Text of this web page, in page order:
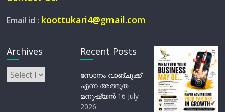
Email id : koottukari4@gmail.com
Archives
Archives
Recent Posts
സോനം വാങ്ചുക്ക്
എന്ന അത്ഭുത
മനുഷ്യന്‍ 16 July
2026